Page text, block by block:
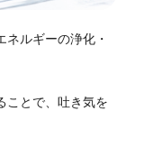
ルギーの浄化・
ことで、吐き気を